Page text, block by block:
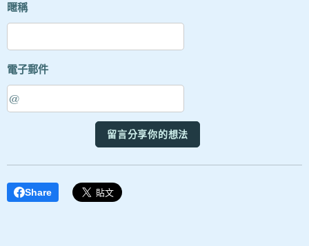
暱稱
電子郵件
留言分享你的想法
Share